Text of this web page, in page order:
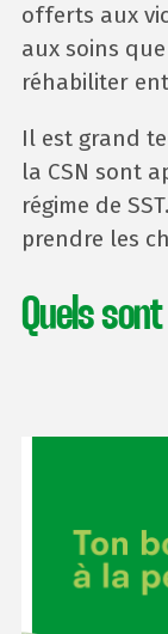
offerts aux
aux soins
réhabiliter
Il est grand
la CSN sont
régime de
prendre les
Quels